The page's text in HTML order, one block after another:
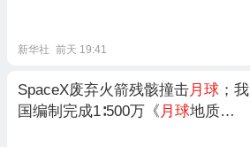
新华社 前天 19:41
SpaceX废弃火箭残骸撞击月球 ；我
国编制完成1∶500万《 月球地质